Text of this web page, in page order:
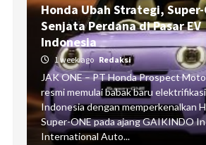
Honda Ubah Strategi, Super-
Senjata Perdana di Pasar EV
Indonesia
1 week ago Redaksi
JAK ONE – PT Honda Prospect
resmi memulai babak baru
Indonesia dengan memperkenalkan
Super-ONE pada ajang GAIKINDO
International Auto...